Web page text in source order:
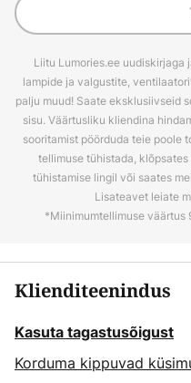
Liitu Lumories.ee uudiskirjaga
lampide ja valgustite,
palju muud! Saate eksklusiivseid
sisu. Väärtusliku kliendina
sooritamist pöörduda teie poole
tellimuse tühistada,
tühistamise lingil või saates
Lisateavet leiate
*Miinimumtellimuse väärtus
Klienditeenindus
Kasuta tagastusõigust
Korduma kippuvad